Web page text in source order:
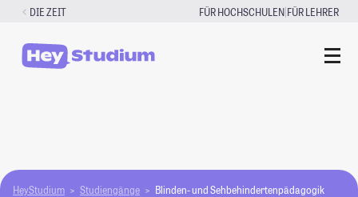
Zum
springen
DIE ZEIT FÜR HOCHSCHULEN|FÜR LEHRER
HeyStudium Studiengänge Blinden- und Sehbehindertenpädagogik